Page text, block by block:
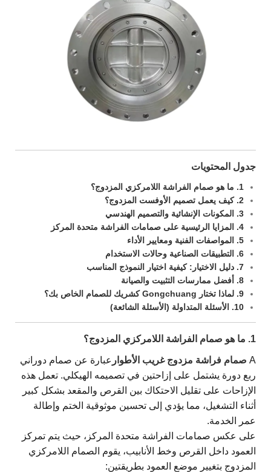
جدول المحتويات
1. ما هو صمام الفراشة اللامركزي المزدوج؟
2. كيف يعمل تصميم الأوفست المزدوج؟
3. المكونات الإنشائية والتصميم الهندسي
4. المزايا الرئيسية على صمامات الفراشة متحدة المركز
5. المواصفات الفنية ومعايير الأداء
6. التطبيقات الصناعية وحالات الاستخدام
7. دليل الاختيار: كيفية اختيار النموذج المناسب
8. أفضل ممارسات التثبيت والصيانة
9. لماذا تختار Gongchuang كشريك للصمام الخاص بك؟
10. الأسئلة المتداولة (الأسئلة الشائعة)
1. ما هو صمام الفراشة اللامركزي المزدوج؟
A صمام فراشة مزدوج غريب الأطوار عبارة عن صمام دوراني
ربع دورة يشتمل على إزاحتين في تصميمه الهيكلي. تعمل هذه
الإزاحات على تقليل الاحتكاك بين القرص والمقعد بشكل كبير
أثناء التشغيل، مما يؤدي إلى تحسين موثوقية الختم وإطالة
عمر الخدمة.
على عكس صمامات الفراشة متحدة المركز، حيث يتم تمركز
العمود داخل القرص وخط الأنابيب، يقوم الصمام اللامركزي
المزدوج بتغيير موضع العمود بطريقتين: